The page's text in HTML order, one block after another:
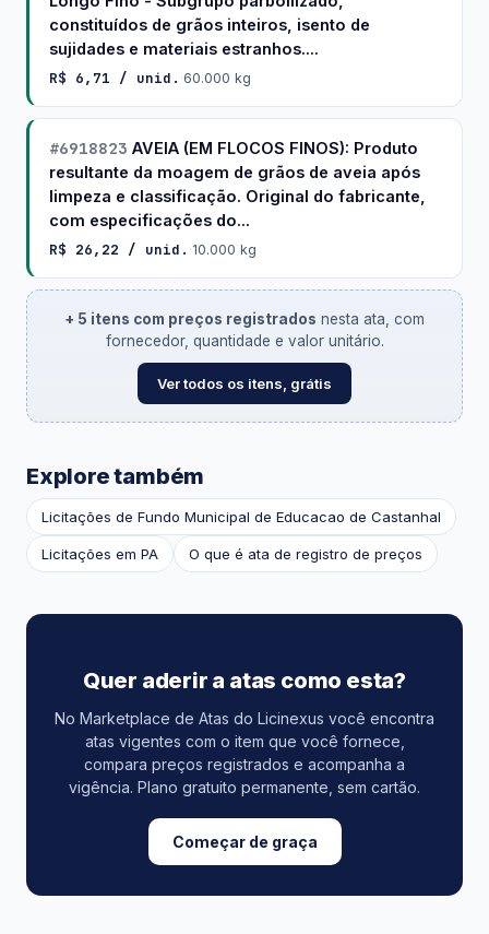
constituídos de grãos inteiros, isento de
sujidades e materiais estranhos....
R$ 6,71 / unid. ·60.000 kg
#6918823 AVEIA (EM FLOCOS FINOS): Produto
resultante da moagem de grãos de aveia após
limpeza e classificação. Original do fabricante,
com especificações do...
R$ 26,22 / unid. ·10.000 kg
+ 5 itens com preços registrados nesta ata, com
fornecedor, quantidade e valor unitário.
Ver todos os itens, grátis
Explore também
Licitações de Fundo Municipal de Educacao de Castanhal
Licitações em PA O que é ata de registro de preços
Quer aderir a atas como esta?
No Marketplace de Atas do Licinexus você encontra
atas vigentes com o item que você fornece,
compara preços registrados e acompanha a
vigência. Plano gratuito permanente, sem cartão.
Começar de graça